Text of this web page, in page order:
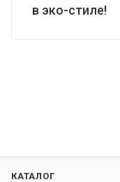
в эко-стиле!
КАТАЛОГ